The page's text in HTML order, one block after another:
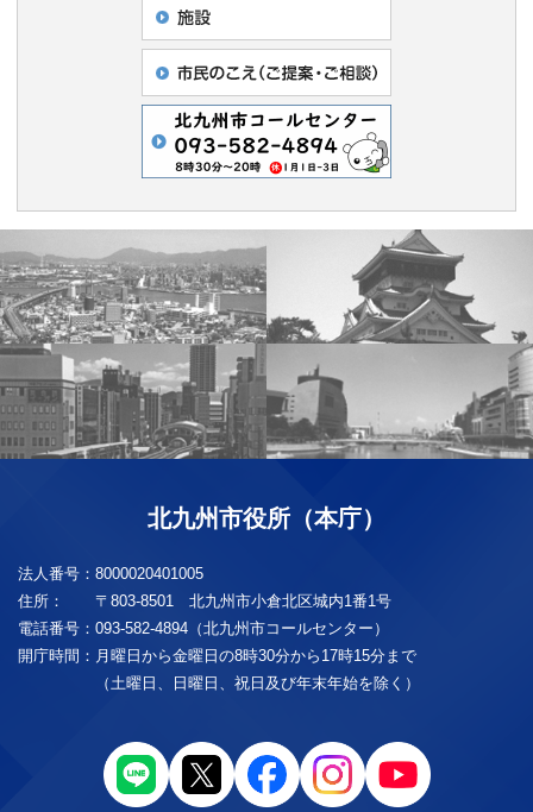
北九州市役所（本庁）
法人番号： 8000020401005
住所：
〒803-8501 北九州市小倉北区城内1番1号
電話番号： 093-582-4894（北九州市コールセンター）
開庁時間： 月曜日から金曜日の8時30分から17時15分まで
（土曜日、日曜日、祝日及び年末年始を除く）